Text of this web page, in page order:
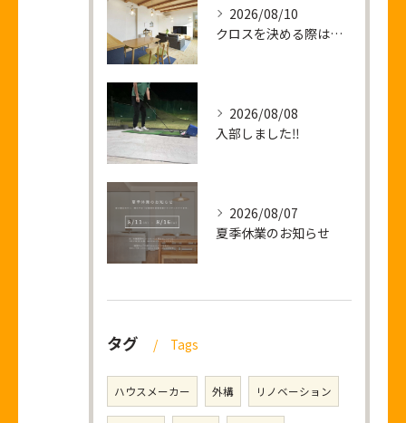
2026/08/10
クロスを決める際は僕の顔をご利用ください
2026/08/08
入部しました‼
2026/08/07
夏季休業のお知らせ
タグ Tags
ハウスメーカー 外構 リノベーション